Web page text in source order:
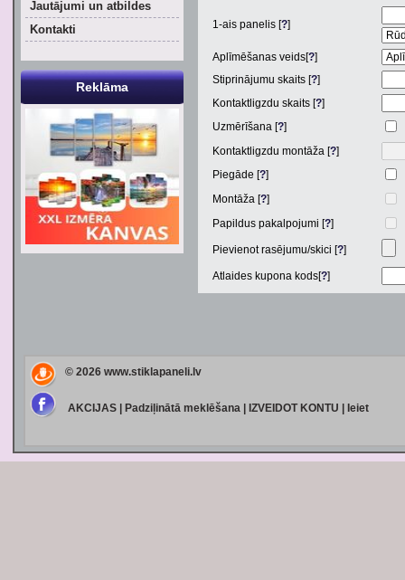
1-ais panelis [?]
Aplīmēšanas veids[?]
Stiprinājumu skaits [?]
Kontaktligzdu skaits [?]
Uzmērīšana [?]
Kontaktligzdu montāža [?]
Piegāde [?]
Montāža [?]
Papildus pakalpojumi [?]
Pievienot rasējumu/skici [?]
Atlaides kupona kods[?]
Jautājumi un atbildes
Kontakti
Reklāma
© 2026 www.stiklapaneli.lv
AKCIJAS| Padziļinātā meklēšana| IZVEIDOT KONTU Ieiet